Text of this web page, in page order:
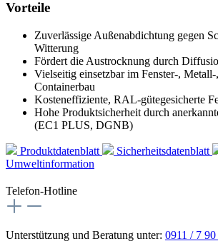
Vorteile
Zuverlässige Außenabdichtung gegen
Witterung
Fördert die Austrocknung durch
Vielseitig einsetzbar im Fenster-,
Containerbau
Kosteneffiziente, RAL-gütegesicherte
Hohe Produktsicherheit durch
(EC1 PLUS, DGNB)
Produktdatenblatt
Sicherheitsdatenblatt
Umweltinformation
Telefon-Hotline
Unterstützung und Beratung unter: 0911 / 7